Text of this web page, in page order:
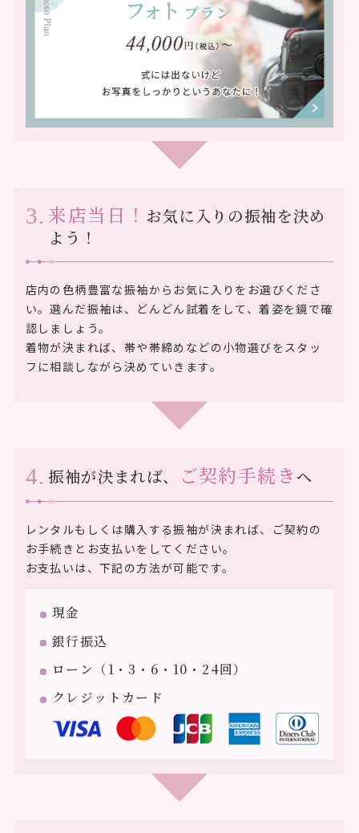
来店当日！ お気に入りの振袖を決め
よう！
店内の色柄豊富な振袖からお気に入りをお選びくださ
い。選んだ振袖は、どんどん試着をして、着姿を鏡で確
認しましょう。
着物が決まれば、帯や帯締めなどの小物選びをスタッ
フに相談しながら決めていきます。
振袖が決まれば、 ご契約手続き へ
レンタルもしくは購入する振袖が決まれば、ご契約の
お手続きとお支払いをしてください。
お支払いは、下記の方法が可能です。
現金
銀行振込
ローン（1・3・6・10・24回）
クレジットカード